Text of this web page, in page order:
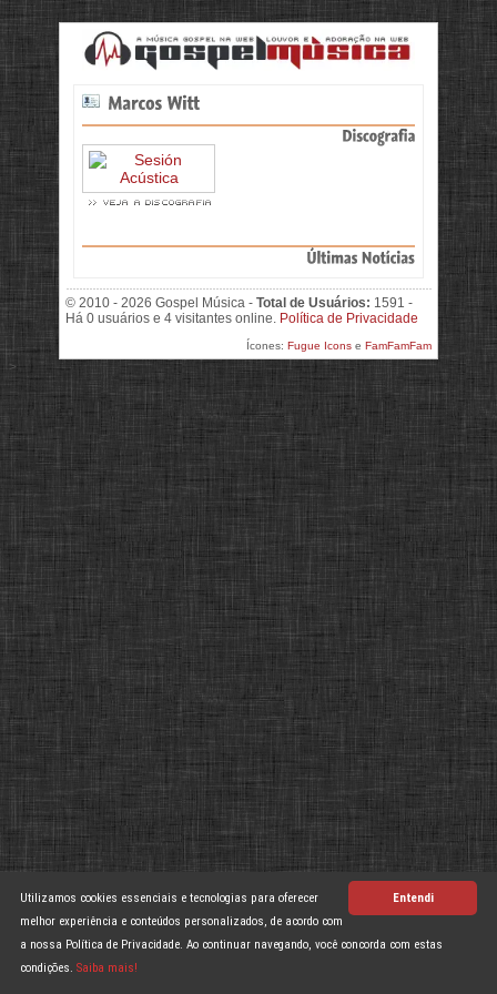
© 2010 - 2026 Gospel Música - Total de Usuários: 1591 -
Há 0 usuários e 4 visitantes online. Política de Privacidade
Ícones: Fugue Icons e FamFamFam
>
Entendi
Utilizamos cookies essenciais e tecnologias para oferecer
melhor experiência e conteúdos personalizados, de acordo com
a nossa Política de Privacidade. Ao continuar navegando, você concorda com estas
condições. Saiba mais!